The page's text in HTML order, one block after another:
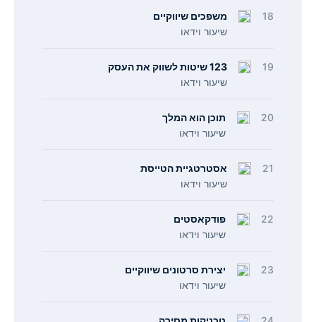
18
משפכים שיווקיים
שיעור וידאו
19
123 שיטות לשווק את העסק
שיעור וידאו
20
תוכן הוא המלך
שיעור וידאו
21
אסטרטגיית הטייסת
שיעור וידאו
22
פודקאסטים
שיעור וידאו
23
יצירת סרטונים שיווקיים
שיעור וידאו